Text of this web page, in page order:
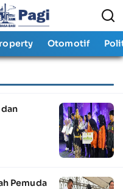
Otomotif
Pemuda